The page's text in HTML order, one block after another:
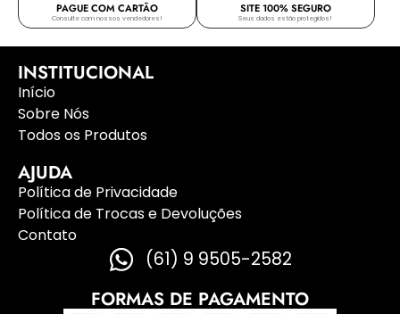
PAGUE COM CARTÃO
Consulte com nossos vendedores!
SITE 100% SEGURO
Seus dados estão protegidos!
INSTITUCIONAL
Início
Sobre Nós
Todos os Produtos
AJUDA
Política de Privacidade
Política de Trocas e Devoluções
Contato
(61) 9 9505-2582
FORMAS DE PAGAMENTO